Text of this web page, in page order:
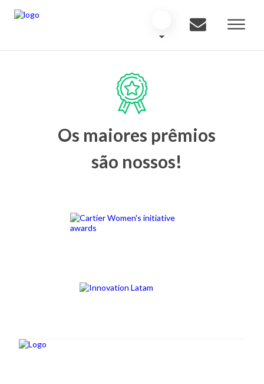
Os maiores prêmios
são nossos!